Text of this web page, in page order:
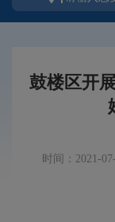
鼓楼区开
时间：2021-